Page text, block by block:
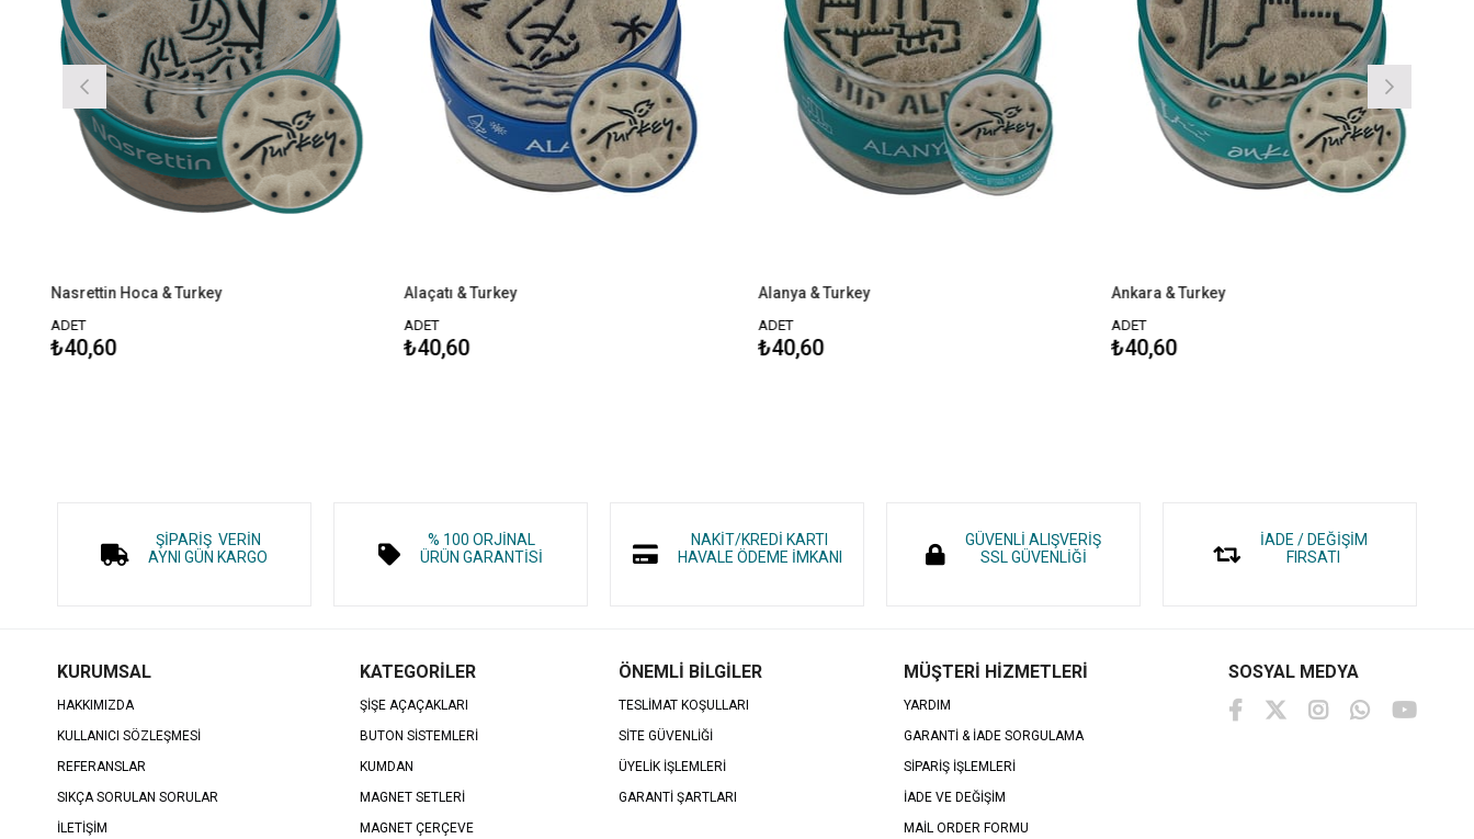
Hoca & Turkey Alaçatı & Turkey Alanya & Turkey Ankara & Turkey
ŞİPARİŞ VERİN
AYNI GÜN KARGO
% 100 ORJİNAL
ÜRÜN GARANTİSİ
NAKİT/KREDİ KARTI
HAVALE ÖDEME İMKANI
GÜVENLİ ALIŞVERİŞ
SSL GÜVENLİĞİ
İADE / DEĞİŞİM
FIRSATI
KURUMSAL
HAKKIMIZDA
KULLANICI SÖZLEŞMESİ
REFERANSLAR
SIKÇA SORULAN SORULAR
İLETİŞİM
KATEGORİLER
ŞİŞE AÇAÇAKLARI
BUTON SİSTEMLERİ
KUMDAN
MAGNET SETLERİ
MAGNET ÇERÇEVE
ÖNEMLİ BİLGİLER
TESLİMAT KOŞULLARI
SİTE GÜVENLİĞİ
ÜYELİK İŞLEMLERİ
GARANTİ ŞARTLARI
MÜŞTERİ HİZMETLERİ
YARDIM
GARANTİ & İADE SORGULAMA
SİPARİŞ İŞLEMLERİ
İADE VE DEĞİŞİM
MAİL ORDER FORMU
SOSYAL MEDYA